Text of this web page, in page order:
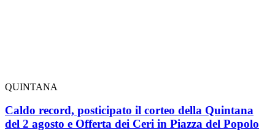
QUINTANA
Caldo record, posticipato il corteo della Quintana
del 2 agosto e Offerta dei Ceri in Piazza del Popolo